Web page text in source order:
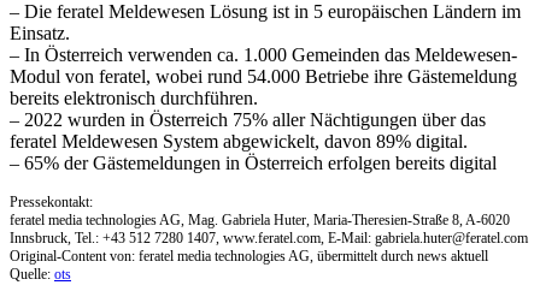
– Die feratel Meldewesen Lösung ist in 5 europäischen Ländern im
Einsatz.
– In Österreich verwenden ca. 1.000 Gemeinden das Meldewesen-
Modul von feratel, wobei rund 54.000 Betriebe ihre Gästemeldung
bereits elektronisch durchführen.
– 2022 wurden in Österreich 75% aller Nächtigungen über das
feratel Meldewesen System abgewickelt, davon 89% digital.
– 65% der Gästemeldungen in Österreich erfolgen bereits digital
Pressekontakt:
feratel media technologies AG, Mag. Gabriela Huter, Maria-Theresien-Straße 8, A-6020
Innsbruck, Tel.: +43 512 7280 1407, www.feratel.com, E-Mail: gabriela.huter@feratel.com
Original-Content von: feratel media technologies AG, übermittelt durch news aktuell
Quelle: ots